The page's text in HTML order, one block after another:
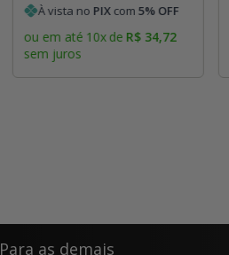
À vista no PIXcom 5% OFF
ou em até 10xde R$ 34,72
sem juros
Para as demais